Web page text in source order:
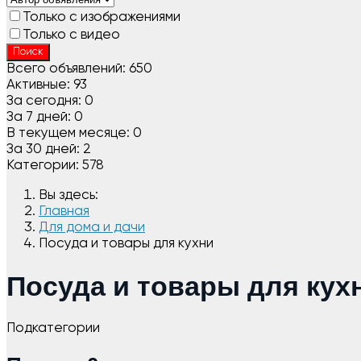
Только с изображениями
Только с видео
Поиск
Всего объявлений: 650
Активные: 93
За сегодня: 0
За 7 дней: 0
В текущем месяце: 0
За 30 дней: 2
Категории: 578
Вы здесь:
Главная
Для дома и дачи
Посуда и товары для кухни
Посуда и товары для
Подкатегории